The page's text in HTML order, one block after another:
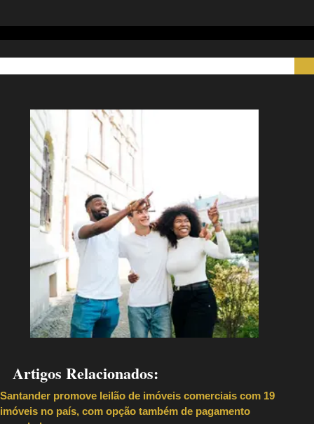
Artigos Relacionados:
Santander promove leilão de imóveis comerciais com 19
imóveis no país, com opção também de pagamento